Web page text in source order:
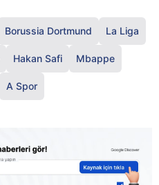
Borussia Dortmund La Liga
Hakan Safi Mbappe
A Spor